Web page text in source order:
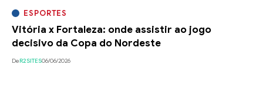
ESPORTES
Vitória x Fortaleza: onde assistir ao jogo
decisivo da Copa do Nordeste
DeR2SITES06/06/2026